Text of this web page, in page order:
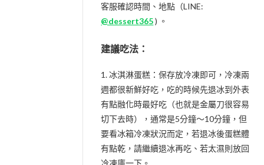
客服確認時間、地點（LINE:
@dessert365) 。
建議吃法：
1. 冰淇淋蛋糕：保存放冷凍即可，冷凍兩
週都很新鮮好吃，吃的時候先退冰到外表
有點融化時最好吃（也就是金屬刀很容易
切下去時），通常是5分鐘～10分鐘，但
要看冰箱冷凍狀況而定，若退冰後蛋糕體
有點乾，請繼續退冰再吃、若太濕則放回
冷凍庫一下。